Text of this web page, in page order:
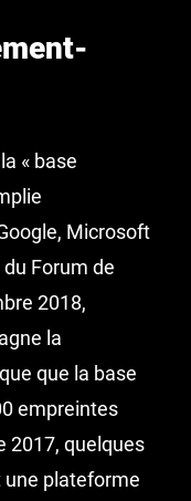
« base
Microsoft
Forum de
2018,
la
que la base
empreintes
2017, quelques
plateforme